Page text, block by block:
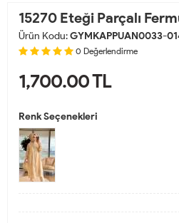
15270 Eteği Parçalı
Ürün Kodu:GYMKAPPUAN0033-
0 Değerlendirme
1,700.00TL
Renk Seçenekleri